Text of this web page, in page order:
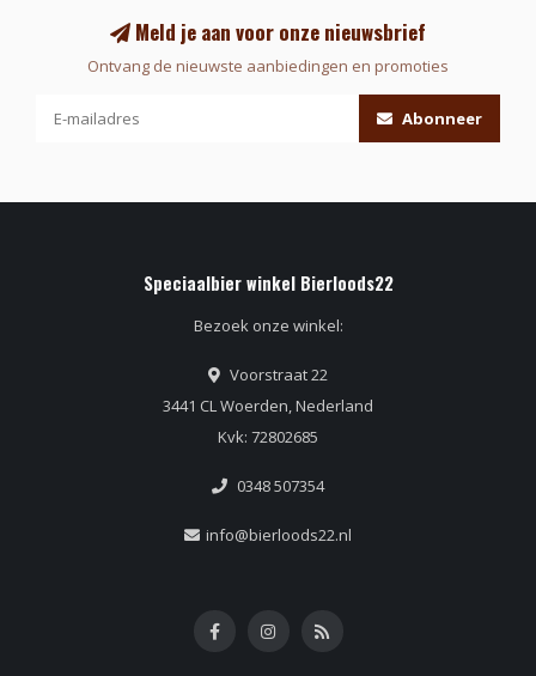
Meld je aan voor onze nieuwsbrief
Ontvang de nieuwste aanbiedingen en promoties
Abonneer
Speciaalbier winkel Bierloods22
Bezoek onze winkel:
Voorstraat 22
3441 CL Woerden, Nederland
Kvk: 72802685
0348 507354
info@bierloods22.nl